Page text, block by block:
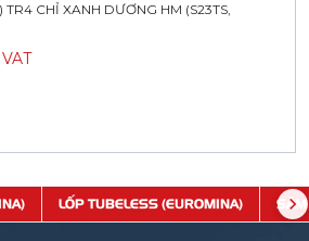
TR4 CHỈ XANH DƯƠNG HM (S23TS,
LỐP TUBELESS (EUROMINA) SĂM